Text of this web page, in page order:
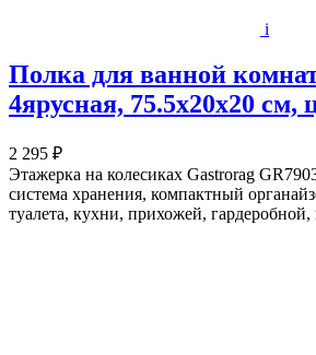
i
Полка для ванной
4ярусная, 75.5х20х20 см,
2 295 ₽
Этажерка на колесиках Gastrorag
система хранения, компактный
туалета, кухни, прихожей, гардеробной,